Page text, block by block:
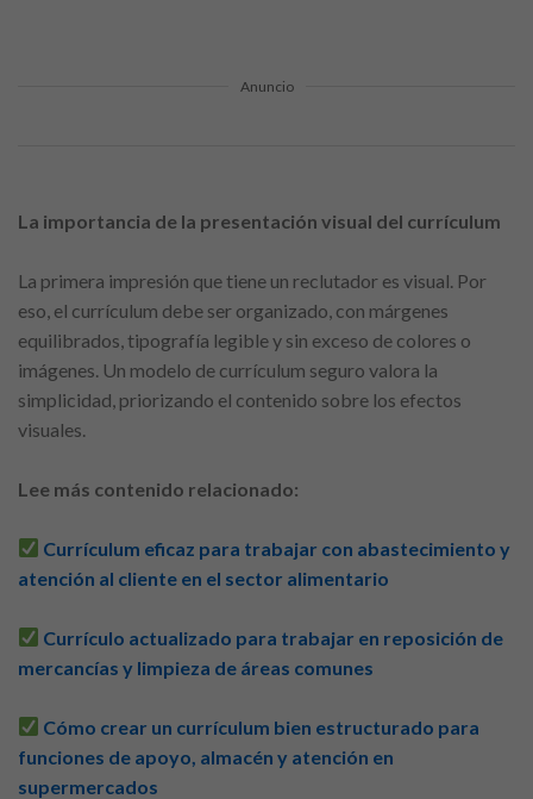
Anuncio
La importancia de la presentación visual del currículum
La primera impresión que tiene un reclutador es visual. Por
eso, el currículum debe ser organizado, con márgenes
equilibrados, tipografía legible y sin exceso de colores o
imágenes. Un modelo de currículum seguro valora la
simplicidad, priorizando el contenido sobre los efectos
visuales.
Lee más contenido relacionado:
Currículum eficaz para trabajar con abastecimiento y
atención al cliente en el sector alimentario
Currículo actualizado para trabajar en reposición de
mercancías y limpieza de áreas comunes
Cómo crear un currículum bien estructurado para
funciones de apoyo, almacén y atención en
supermercados